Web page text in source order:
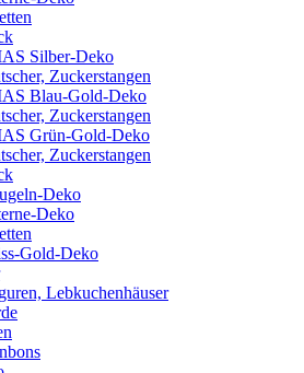
Silber-Deko
Zuckerstangen
Blau-Gold-Deko
Zuckerstangen
Grün-Gold-Deko
Zuckerstangen
Deko
Deko
Gold-Deko
Lebkuchenhäuser